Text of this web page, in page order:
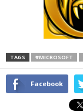
TAGS #MICROSOFT
Facebook